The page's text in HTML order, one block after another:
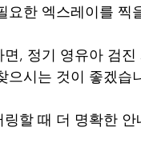
요한 엑스레이를 찍
, 정기 영유아 검
으시는 것이 좋겠습
할 때 더 명확한